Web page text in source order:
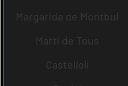
Margarida de Montbui
Martí de Tous
Castellolí